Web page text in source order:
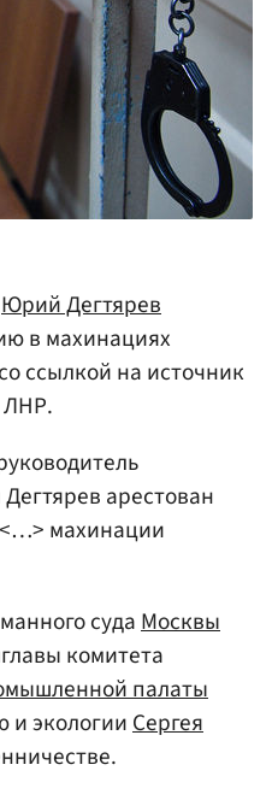
Юрий Дегтярев
в махинациях
со ссылкой на источник
ЛНР.
арестован
махинации
суда Москвы
комитета
палаты
и экологии Сергея